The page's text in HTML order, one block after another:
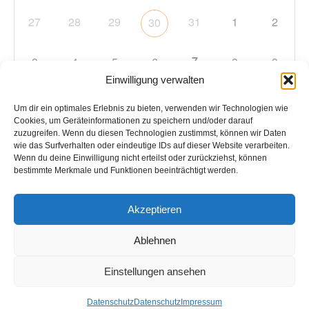
Einwilligung verwalten
Um dir ein optimales Erlebnis zu bieten, verwenden wir Technologien wie
Cookies, um Geräteinformationen zu speichern und/oder darauf
zuzugreifen. Wenn du diesen Technologien zustimmst, können wir Daten
wie das Surfverhalten oder eindeutige IDs auf dieser Website verarbeiten.
Wenn du deine Einwilligung nicht erteilst oder zurückziehst, können
bestimmte Merkmale und Funktionen beeinträchtigt werden.
Akzeptieren
Ablehnen
Einstellungen ansehen
DatenschutzDatenschutz Impressum
27 28 29 30 31 1 2
3 4 5 6 7 8 9
10 11 12 13 14 15
17 18 19 20 21 22 23
31 1 2 3 4 5 6